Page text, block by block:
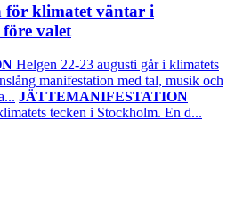
för klimatet väntar i
valet
Helgen 22-23 augusti går i klimatets
manifestation med tal, musik och
JÄTTEMANIFESTATION
tecken i Stockholm. En d...